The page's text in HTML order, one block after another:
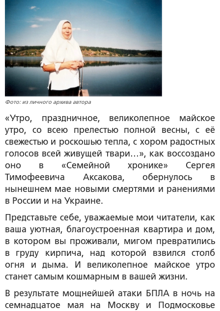
Фото: из личного архива автора
«Утро, праздничное, великолепное майское
утро, со всею прелестью полной весны, с её
свежестью и роскошью тепла, с хором радостных
голосов всей живущей твари…», как воссоздано
оно в «Семейной хронике» Сергея
Тимофеевича Аксакова, обернулось в
нынешнем мае новыми смертями и ранениями
в России и на Украине.
Представьте себе, уважаемые мои читатели, как
ваша уютная, благоустроенная квартира и дом,
в котором вы проживали, мигом превратились
в груду кирпича, над которой взвился столб
огня и дыма. И великолепное майское утро
станет самым кошмарным в вашей жизни.
В результате мощнейшей атаки БПЛА в ночь на
семнадцатое мая на Москву и Подмосковье